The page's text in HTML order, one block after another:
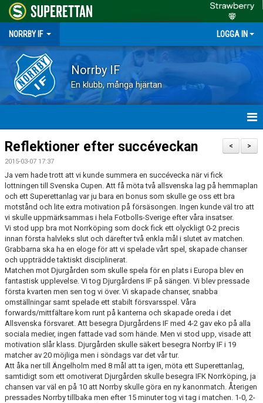
NORRBY IF LOGGA IN
Norrby IF
En klubb, många hjärtan
HEM
NYHETER
FÖRENINGEN
KALENDER
VÅRA LAG
MATCHER
NÄRA NORRBY
VÄRDEGRUND
>
<
Reflektioner efter succéveckan
2015-03-07 17:37
Ja vem hade trott att vi kunde summera en succévecka när vi fick
lottningen till Svenska Cupen. Att få möta två allsvenska lag på hemmaplan
och ett Superettanlag var ju bara en bonus som skulle ge oss ett bra
motstånd och lite extra motivation på försäsongen. Ingen kunde väl tro att
vi skulle uppmärksammas i hela Fotbolls-Sverige efter våra insatser.
Vi stod upp bra mot Norrköping som dock fick ett olyckligt 0-2 precis
innan första halvleks slut och därefter två enkla mål i slutet av matchen.
Grabbarna ska ha en eloge för att vi spelade vårt spel, skapade chanser
och uppträdde taktiskt disciplinerat.
Matchen mot Djurgården som skulle spela för en plats i Europa blev en
fantastisk upplevelse. Vi tog Djurgårdens IF på sängen. Vi blev pressade
första kvarten men sen tog vi över. Vi skapade chanser, snabba
omställningar samt spelade ett stabilt försvarsspel. Våra
forwards/mittfältare kom runt på kanterna och skapade oreda i det
Allsvenska försvaret. Att besegra Djurgårdens IF med 4-2 gav eko på alla
sociala medier, ingen fattade vad som hände. Men vi stod upp, visade att
motivation slår klass. Djurgården skulle säkert besegra Norrby IF i 19
matcher av 20 möjliga men i söndags var det vår tur.
Att åka ner till Ängelholm med 8 mål att ta igen, möta ett Superettanlag,
samtidigt som ett omotiverat Djurgården skulle besegra IFK Norrköping, ja
chansen var väl en på 10 att Norrby skulle göra en ny kanonmatch. Återigen
pressades Norrby tillbaka men efter 15 minuter tog vi tag i matchen. 1-0, 2-